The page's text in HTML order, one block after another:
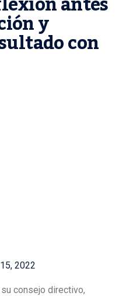
y
con
2022
consejo directivo,